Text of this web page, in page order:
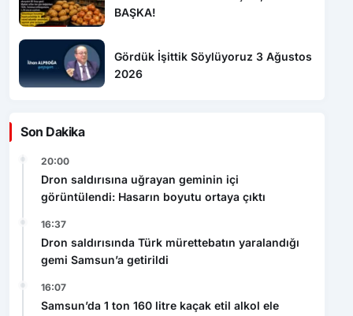
2026
Son Dakika
Dron saldırısına uğrayan geminin içi
görüntülendi: Hasarın boyutu ortaya çıktı
16:37
Dron saldırısında Türk mürettebatın yaralandığı
gemi Samsun’a getirildi
16:07
Samsun’da 1 ton 160 litre kaçak etil alkol ele
geçirildi
16:00
Buğday yüklü traktör devrildi, sürücü yaralandı